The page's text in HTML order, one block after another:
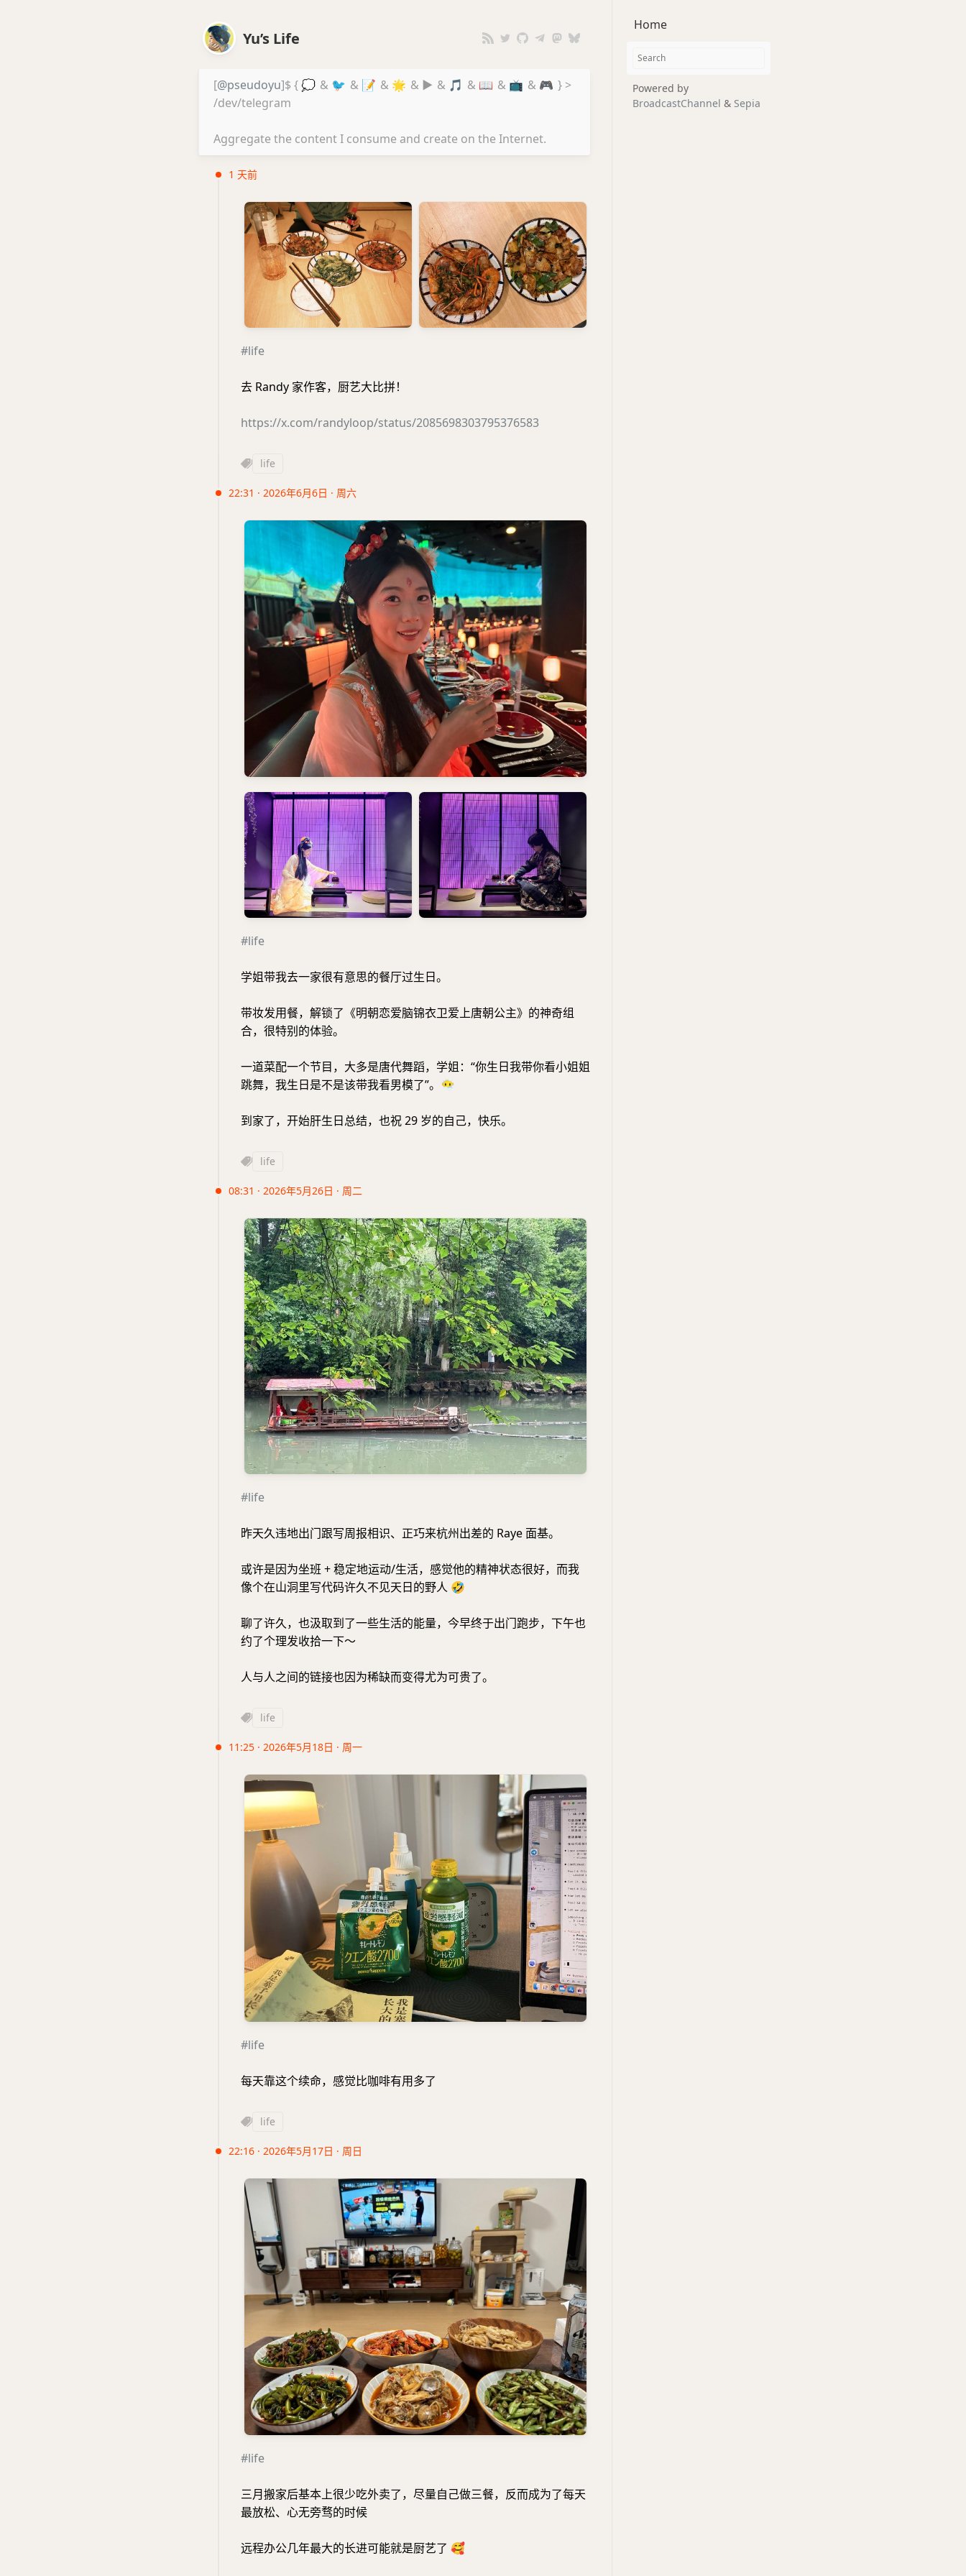
Yu’s Life
[@pseudoyu]$ { 💭 & 🐦 & 📝 & 🌟 & ▶️ & 🎵 & 📖 & 📺 & 🎮 } >
/dev/telegram
Aggregate the content I consume and create on the Internet.
1 天前
#life
去 Randy 家作客，厨艺大比拼！
https://x.com/randyloop/status/2085698303795376583
life
22:31 · 2026年6月6日 · 周六
#life
学姐带我去一家很有意思的餐厅过生日。
带妆发用餐，解锁了《明朝恋爱脑锦衣卫爱上唐朝公主》的神奇组
合，很特别的体验。
一道菜配一个节目，大多是唐代舞蹈，学姐：“你生日我带你看小姐姐
跳舞，我生日是不是该带我看男模了”。 😶‍🌫️
到家了，开始肝生日总结，也祝 29 岁的自己，快乐。
life
08:31 · 2026年5月26日 · 周二
#life
昨天久违地出门跟写周报相识、正巧来杭州出差的 Raye 面基。
或许是因为坐班 + 稳定地运动/生活，感觉他的精神状态很好，而我
像个在山洞里写代码许久不见天日的野人 🤣
聊了许久，也汲取到了一些生活的能量，今早终于出门跑步，下午也
约了个理发收拾一下～
人与人之间的链接也因为稀缺而变得尤为可贵了。
life
11:25 · 2026年5月18日 · 周一
#life
每天靠这个续命，感觉比咖啡有用多了
life
22:16 · 2026年5月17日 · 周日
#life
三月搬家后基本上很少吃外卖了，尽量自己做三餐，反而成为了每天
最放松、心无旁骛的时候
远程办公几年最大的长进可能就是厨艺了 🥰
Home
Powered by
BroadcastChannel & Sepia